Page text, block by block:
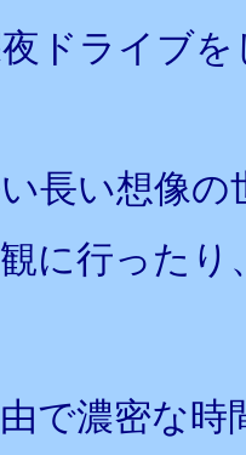
ドライブ
長い想像
に行ったり
で濃密な時